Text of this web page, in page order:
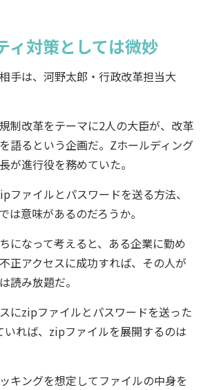
対策としては微妙
手は、河野太郎・行政改革担当大
制改革をテーマに2人の大臣が、改革
語るという企画だ。Zホールディング
が進行役を務めていた。
ファイルとパスワードを送る方法、
は意味があるのだろうか。
になって考えると、ある企業に勤め
正アクセスに成功すれば、その人が
読み放題だ。
にzipファイルとパスワードを送った
いれば、zipファイルを展開するのは
キングを想定してファイルの中身を